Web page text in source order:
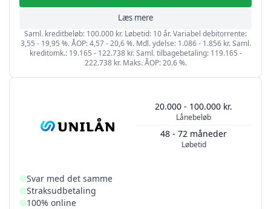
Læs mere
Saml. kreditbeløb: 100.000 kr. Løbetid: 10 år. Variabel debitorrente:
3,55 - 19,95 %. ÅOP: 4,57 - 20,6 %. Mdl. ydelse: 1.086 - 1.856 kr. Saml.
kreditomk.: 19.165 - 122.738 kr. Saml. tilbagebetaling: 119.165 -
222.738 kr. Maks. ÅOP: 20.6 %.
Lånebeløb
20.000 - 100.000 kr.
Løbetid
48 - 72 måneder
Svar med det samme
Straksudbetaling
100% online